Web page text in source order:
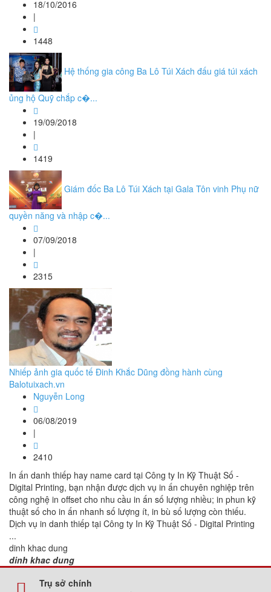
18/10/2016
|
1448
Hệ thống gia công Ba Lô Túi Xách đấu giá túi xách
ủng hộ Quỹ chắp c�...
19/09/2018
|
1419
Giám đốc Ba Lô Túi Xách tại Gala Tôn vinh Phụ nữ
quyền năng và nhập c�...
07/09/2018
|
2315
Nhiếp ảnh gia quốc tế Đinh Khắc Dũng đồng hành cùng
Balotuixach.vn
Nguyễn Long
06/08/2019
|
2410
In ấn danh thiếp hay name card tại Công ty In Kỹ Thuật Số -
Digital Printing, bạn nhận được dịch vụ in ấn chuyên nghiệp trên
công nghệ in offset cho nhu cầu in ấn số lượng nhiều; in phun kỹ
thuật số cho in ấn nhanh số lượng ít, in bù số lượng còn thiếu.
Dịch vụ in danh thiếp tại Công ty In Kỹ Thuật Số - Digital Printing
...
dinh khac dung
dinh khac dung
Trụ sở chính